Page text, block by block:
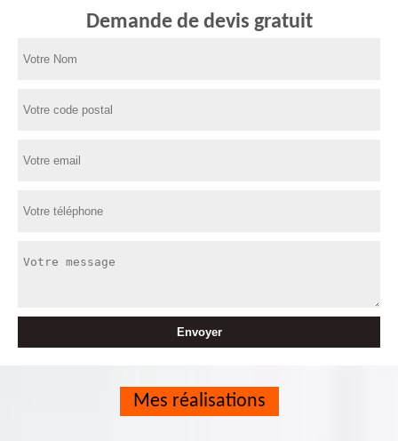
Demande de devis gratuit
Mes réalisations